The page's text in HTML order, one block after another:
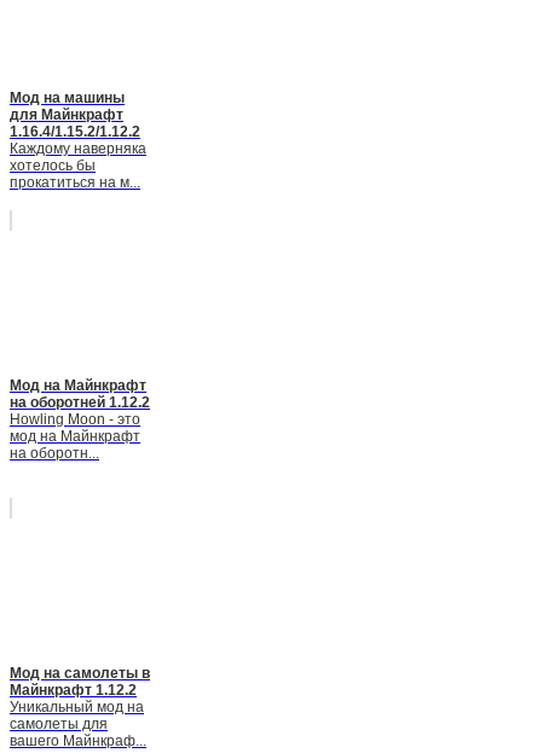
Мод на машины
для Майнкрафт
1.16.4/1.15.2/1.12.2
Каждому наверняка
хотелось бы
прокатиться на м...
Мод на Майнкрафт
на оборотней 1.12.2
Howling Moon - это
мод на Майнкрафт
на оборотн...
Мод на самолеты в
Майнкрафт 1.12.2
Уникальный мод на
самолеты для
вашего Майнкраф...